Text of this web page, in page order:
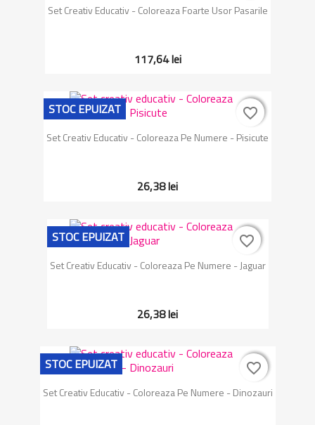
Set Creativ Educativ - Coloreaza Foarte Usor Pasarile
117,64 lei
Set Creativ Educativ - Coloreaza Pe Numere - Pisicute
26,38 lei
STOC EPUIZAT favorite_border
favorite_border
Set Creativ Educativ - Coloreaza Pe Numere - Jaguar
26,38 lei
STOC EPUIZAT favorite_border
favorite_border
Set Creativ Educativ - Coloreaza Pe Numere - Dinozauri
STOC EPUIZAT favorite_border
favorite_border